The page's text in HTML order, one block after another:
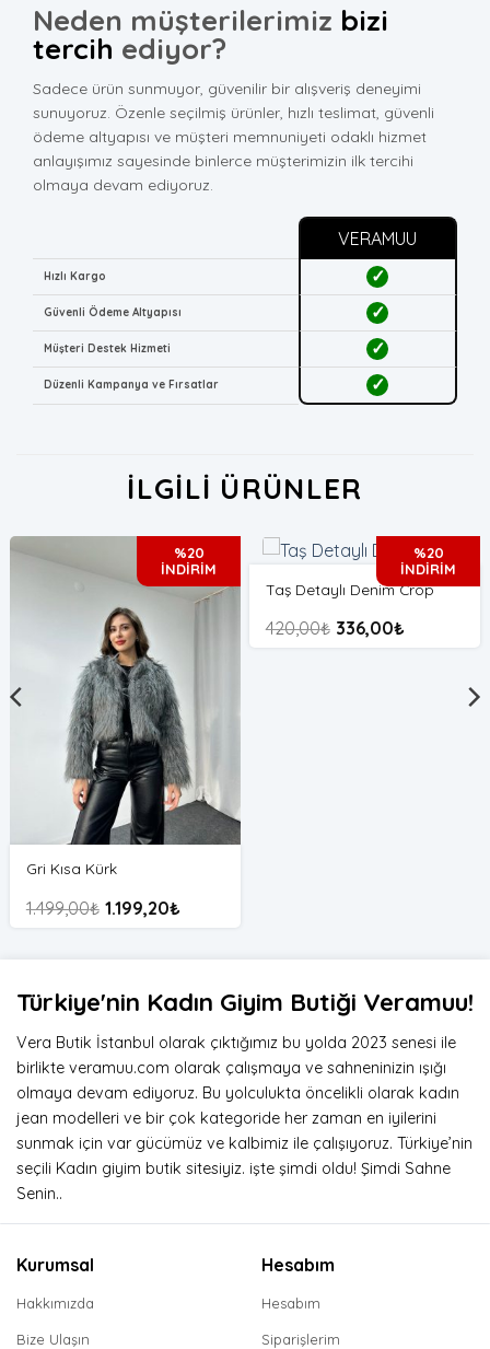
Neden müşterilerimiz bizi
tercih ediyor?
Sadece ürün sunmuyor, güvenilir bir alışveriş deneyimi
sunuyoruz. Özenle seçilmiş ürünler, hızlı teslimat, güvenli
ödeme altyapısı ve müşteri memnuniyeti odaklı hizmet
anlayışımız sayesinde binlerce müşterimizin ilk tercihi
olmaya devam ediyoruz.
VERAMUU
Hızlı Kargo ✓
Güvenli Ödeme Altyapısı ✓
Müşteri Destek Hizmeti ✓
Düzenli Kampanya ve Fırsatlar ✓
İLGILI ÜRÜNLER
%20
İNDİRİM
Gri Kısa Kürk
1.499,00₺ 1.199,20₺
%20
İNDİRİM
Taş Detaylı Denim Crop
420,00₺ 336,00₺
Türkiye'nin Kadın Giyim Butiği Veramuu!
Vera Butik İstanbul olarak çıktığımız bu yolda 2023 senesi ile
birlikte veramuu.com olarak çalışmaya ve sahneninizin ışığı
olmaya devam ediyoruz. Bu yolculukta öncelikli olarak kadın
jean modelleri ve bir çok kategoride her zaman en iyilerini
sunmak için var gücümüz ve kalbimiz ile çalışıyoruz. Türkiye’nin
seçili Kadın giyim butik sitesiyiz. işte şimdi oldu! Şimdi Sahne
Senin..
Kurumsal
Hakkımızda
Bize Ulaşın
Hesabım
Hesabım
Siparişlerim